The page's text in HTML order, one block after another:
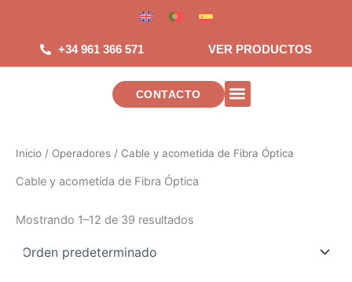
contenido
+34 961 366 571 VER PRODUCTOS
CONTACTO
Inicio / Operadores / Cable y acometida de Fibra Óptica
Cable y acometida de Fibra Óptica
Mostrando 1–12 de 39 resultados